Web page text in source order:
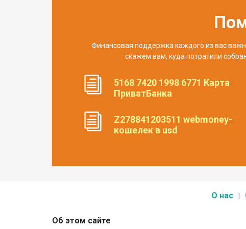
Финансовая поддержка каждого из вас
скажем вам, куда потратили
5168 7420 1998 6771 Карта
ПриватБанка
Z278841203511 webmoney-
кошелек в usd
О нас
Об этом сайте